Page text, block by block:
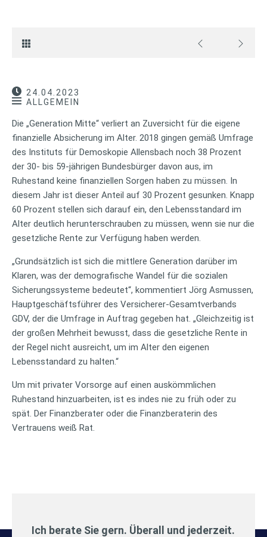
24.04.2023
ALLGEMEIN
Die „Generation Mitte“ verliert an Zuversicht für die eigene
finanzielle Absicherung im Alter. 2018 gingen gemäß Umfrage
des Instituts für Demoskopie Allensbach noch 38 Prozent
der 30- bis 59-jährigen Bundesbürger davon aus, im
Ruhestand keine finanziellen Sorgen haben zu müssen. In
diesem Jahr ist dieser Anteil auf 30 Prozent gesunken. Knapp
60 Prozent stellen sich darauf ein, den Lebensstandard im
Alter deutlich herunterschrauben zu müssen, wenn sie nur die
gesetzliche Rente zur Verfügung haben werden.
„Grundsätzlich ist sich die mittlere Generation darüber im
Klaren, was der demografische Wandel für die sozialen
Sicherungssysteme bedeutet“, kommentiert Jörg Asmussen,
Hauptgeschäftsführer des Versicherer-Gesamtverbands
GDV, der die Umfrage in Auftrag gegeben hat. „Gleichzeitig ist
der großen Mehrheit bewusst, dass die gesetzliche Rente in
der Regel nicht ausreicht, um im Alter den eigenen
Lebensstandard zu halten.“
Um mit privater Vorsorge auf einen auskömmlichen
Ruhestand hinzuarbeiten, ist es indes nie zu früh oder zu
spät. Der Finanzberater oder die Finanzberaterin des
Vertrauens weiß Rat.
Ich berate Sie gern. Überall und jederzeit.